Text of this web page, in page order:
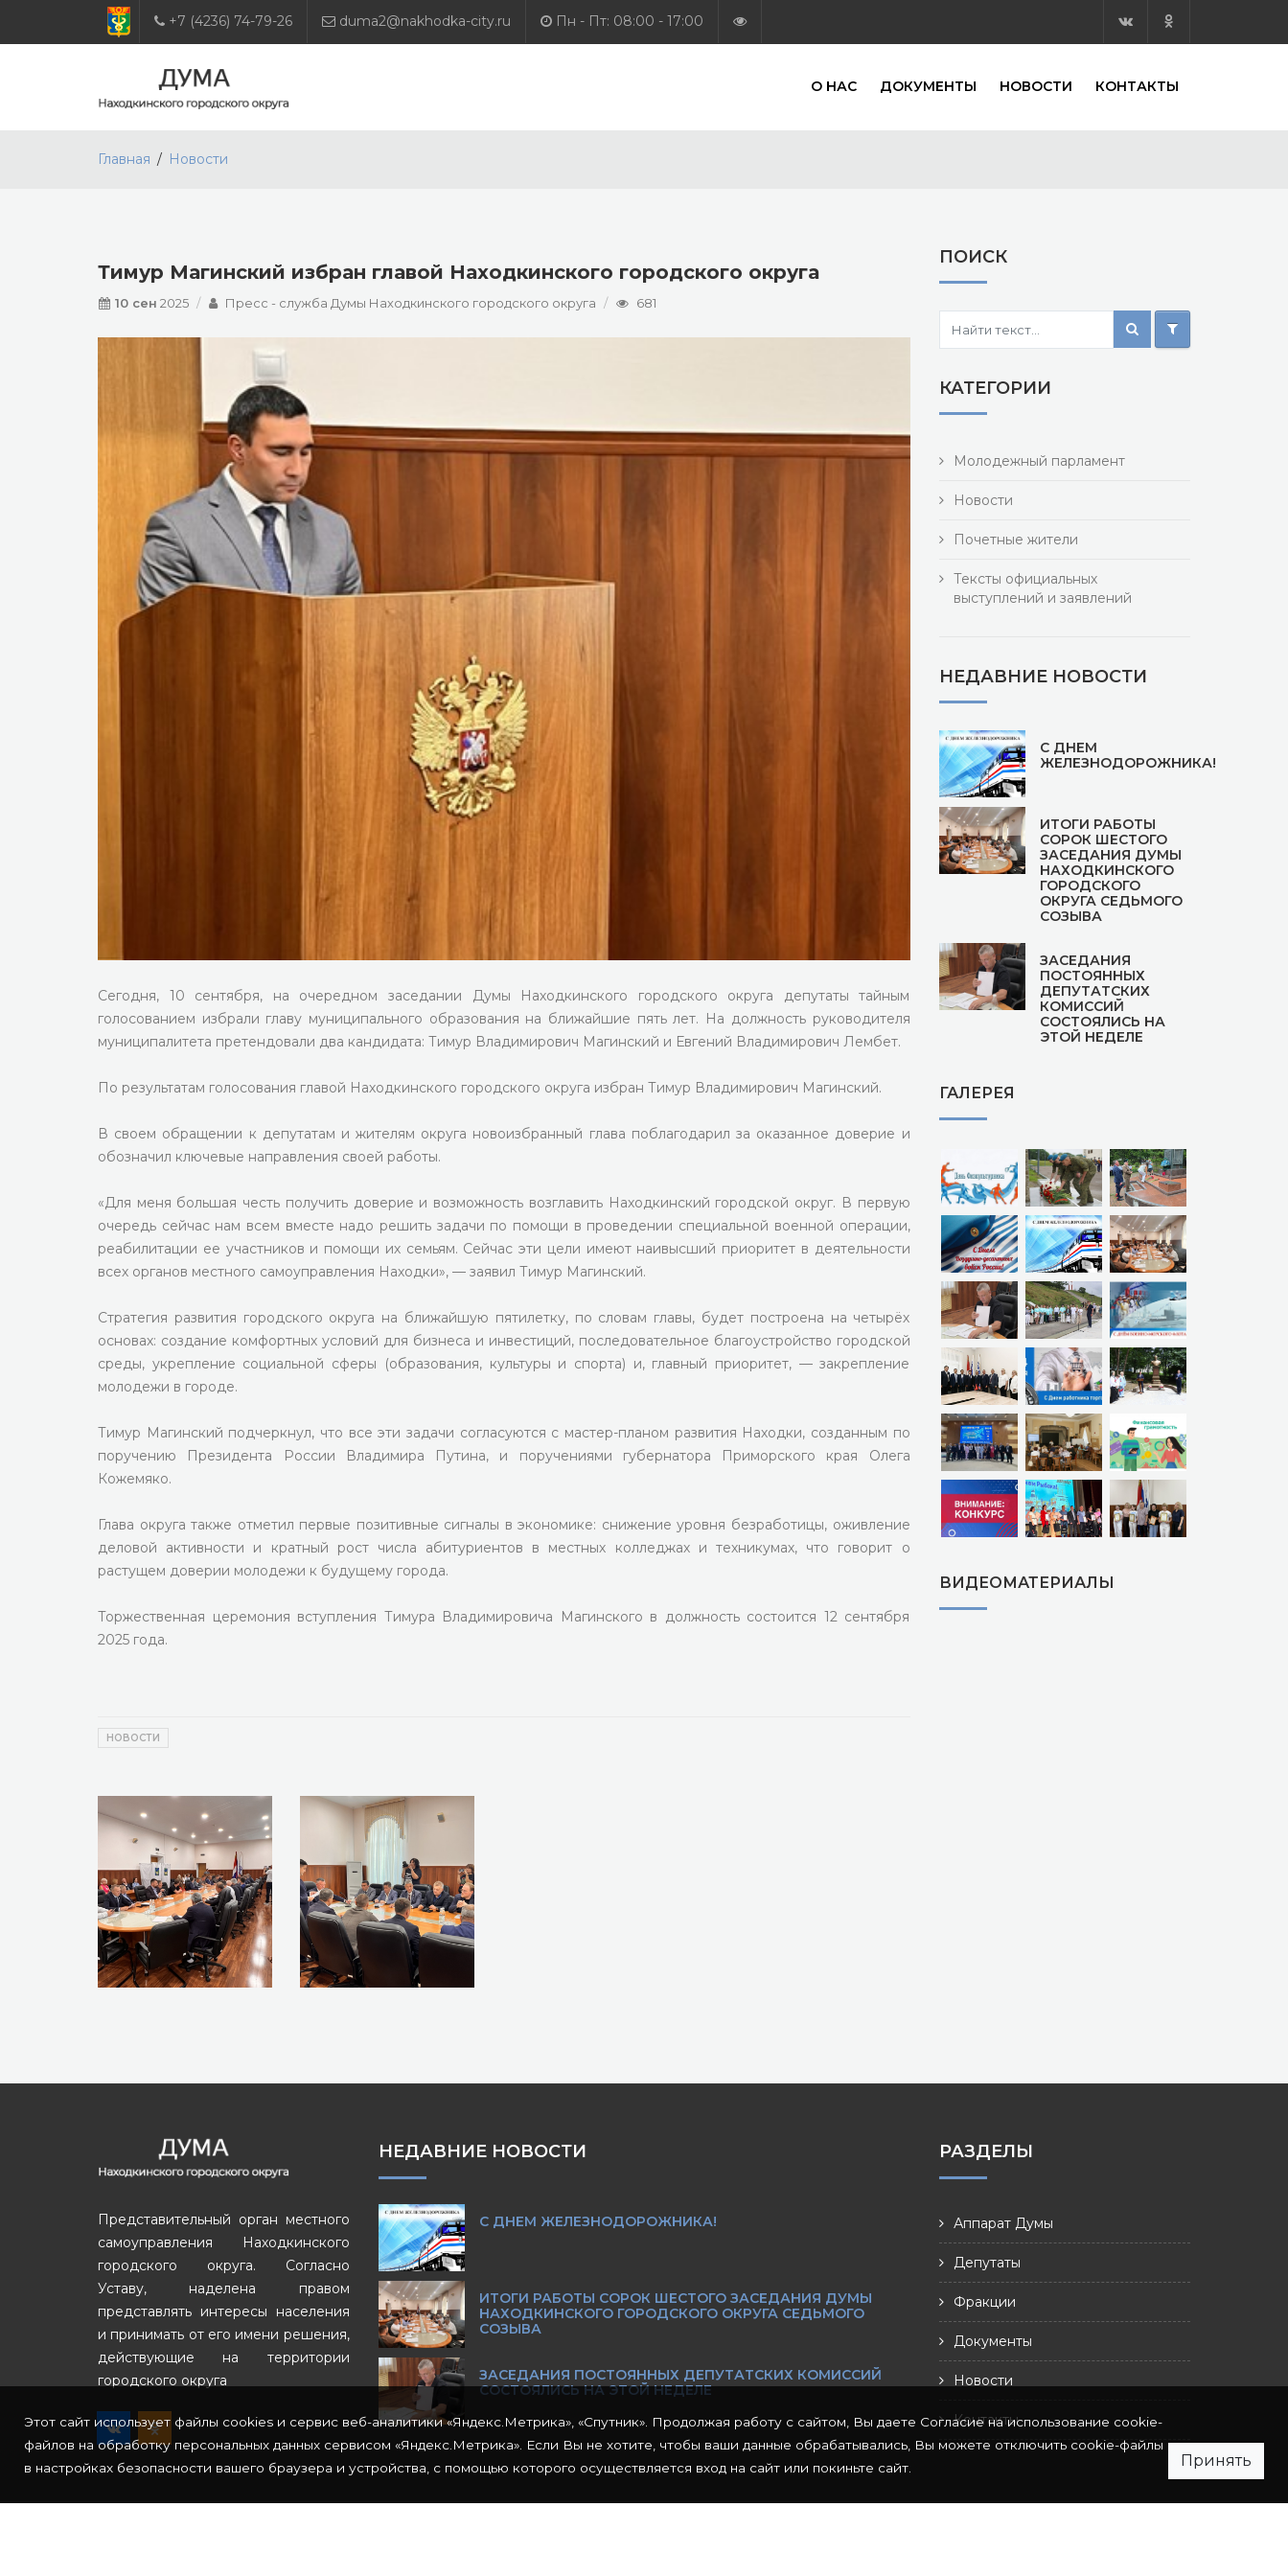
+7 (4236) 74-79-26 duma2@nakhodka-city.ru Пн - Пт: 08:00 - 17:00
О НАС ДОКУМЕНТЫ НОВОСТИ КОНТАКТЫ
Главная Новости
Тимур Магинский избран главой Находкинского городского округа
10 сен 2025 Пресс - служба Думы Находкинского городского округа 681
Сегодня, 10 сентября, на очередном заседании Думы Находкинского городского округа депутаты тайным
голосованием избрали главу муниципального образования на ближайшие пять лет. На должность руководителя
муниципалитета претендовали два кандидата: Тимур Владимирович Магинский и Евгений Владимирович Лембет.
По результатам голосования главой Находкинского городского округа избран Тимур Владимирович Магинский.
В своем обращении к депутатам и жителям округа новоизбранный глава поблагодарил за оказанное доверие и
обозначил ключевые направления своей работы.
«Для меня большая честь получить доверие и возможность возглавить Находкинский городской округ. В первую
очередь сейчас нам всем вместе надо решить задачи по помощи в проведении специальной военной операции,
реабилитации ее участников и помощи их семьям. Сейчас эти цели имеют наивысший приоритет в деятельности
всех органов местного самоуправления Находки», — заявил Тимур Магинский.
Стратегия развития городского округа на ближайшую пятилетку, по словам главы, будет построена на четырёх
основах: создание комфортных условий для бизнеса и инвестиций, последовательное благоустройство городской
среды, укрепление социальной сферы (образования, культуры и спорта) и, главный приоритет, — закрепление
молодежи в городе.
Тимур Магинский подчеркнул, что все эти задачи согласуются с мастер-планом развития Находки, созданным по
поручению Президента России Владимира Путина, и поручениями губернатора Приморского края Олега
Кожемяко.
Глава округа также отметил первые позитивные сигналы в экономике: снижение уровня безработицы, оживление
деловой активности и кратный рост числа абитуриентов в местных колледжах и техникумах, что говорит о
растущем доверии молодежи к будущему города.
Торжественная церемония вступления Тимура Владимировича Магинского в должность состоится 12 сентября
2025 года.
НОВОСТИ
ПОИСК
КАТЕГОРИИ
Молодежный парламент
Новости
Почетные жители
Тексты официальных
выступлений и заявлений
НЕДАВНИЕ НОВОСТИ
С ДНЕМ
ЖЕЛЕЗНОДОРОЖНИКА!
ИТОГИ РАБОТЫ
СОРОК ШЕСТОГО
ЗАСЕДАНИЯ ДУМЫ
НАХОДКИНСКОГО
ГОРОДСКОГО
ОКРУГА СЕДЬМОГО
СОЗЫВА
ЗАСЕДАНИЯ
ПОСТОЯННЫХ
ДЕПУТАТСКИХ
КОМИССИЙ
СОСТОЯЛИСЬ НА
ЭТОЙ НЕДЕЛЕ
ГАЛЕРЕЯ
ВИДЕОМАТЕРИАЛЫ
Представительный орган местного
самоуправления Находкинского
городского округа. Согласно
Уставу, наделена правом
представлять интересы населения
и принимать от его имени решения,
действующие на территории
городского округа
НЕДАВНИЕ НОВОСТИ
С ДНЕМ ЖЕЛЕЗНОДОРОЖНИКА!
ИТОГИ РАБОТЫ СОРОК ШЕСТОГО ЗАСЕДАНИЯ ДУМЫ
НАХОДКИНСКОГО ГОРОДСКОГО ОКРУГА СЕДЬМОГО
СОЗЫВА
ЗАСЕДАНИЯ ПОСТОЯННЫХ ДЕПУТАТСКИХ КОМИССИЙ
СОСТОЯЛИСЬ НА ЭТОЙ НЕДЕЛЕ
РАЗДЕЛЫ
Аппарат Думы
Депутаты
Фракции
Документы
Новости
Контакты
Этот сайт использует файлы cookies и сервис веб-аналитики «Яндекс.Метрика», «Спутник». Продолжая работу с сайтом, Вы даете Согласие на использование cookie-
файлов на обработку персональных данных сервисом «Яндекс.Метрика». Если Вы не хотите, чтобы ваши данные обрабатывались, Вы можете отключить cookie-файлы
в настройках безопасности вашего браузера и устройства, с помощью которого осуществляется вход на сайт или покиньте сайт.
Принять